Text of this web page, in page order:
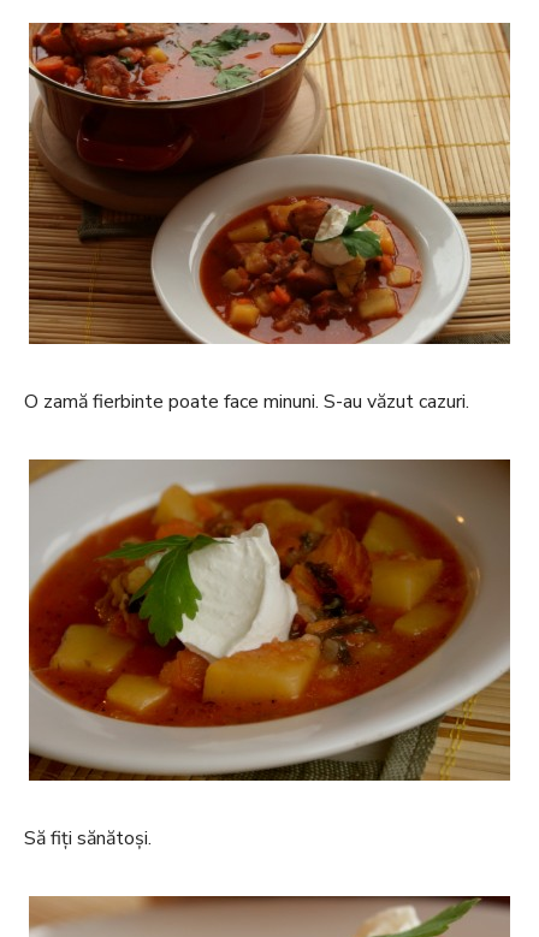
O zamă fierbinte poate face minuni. S-au văzut cazuri.
Să fiți sănătoși.